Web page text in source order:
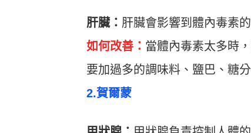
肝臟： 肝臟會影響到體內毒素
如何改善： 當體內毒素太多時
要加過多的調味料、鹽巴、糖
2.賀爾蒙